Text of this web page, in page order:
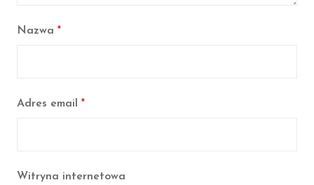
Nazwa *
Adres email *
Witryna internetowa